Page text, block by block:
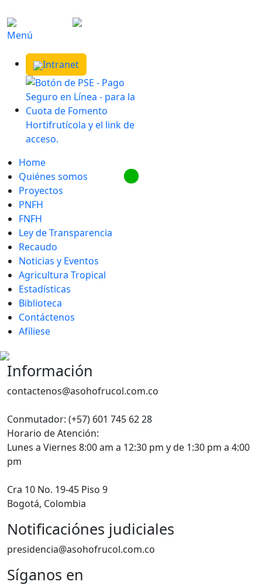
Menú
Intranet
Home
Quiénes somos
Proyectos
PNFH
FNFH
Ley de Transparencia
Recaudo
Noticias y Eventos
Agricultura Tropical
Estadísticas
Biblioteca
Contáctenos
Afíliese
Información
contactenos@asohofrucol.com.co
Conmutador: (+57) 601 745 62 28
Horario de Atención:
Lunes a Viernes 8:00 am a 12:30 pm y de 1:30 pm a 4:00
pm
Cra 10 No. 19-45 Piso 9
Bogotá, Colombia
Notificaciónes judiciales
presidencia@asohofrucol.com.co
Síganos en